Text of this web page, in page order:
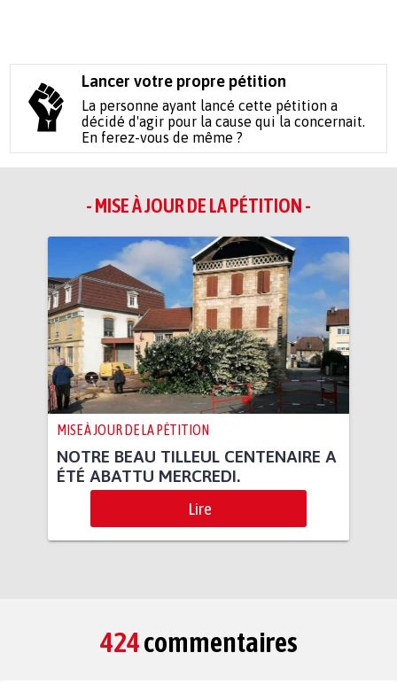
Lancer votre propre pétition
La personne ayant lancé cette pétition a
décidé d'agir pour la cause qui la concernait.
En ferez-vous de même ?
- MISE À JOUR DE LA PÉTITION -
MISE À JOUR DE LA PÉTITION
NOTRE BEAU TILLEUL CENTENAIRE A
ÉTÉ ABATTU MERCREDI.
Lire
424commentaires